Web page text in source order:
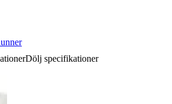
Dölj specifikationer